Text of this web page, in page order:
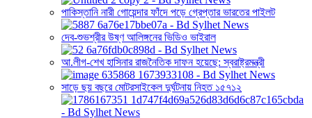
পাকিস্তানি নারী গোয়েন্দার ফাঁদে পড়ে গ্রেপ্তার ভারতের পাইলট
দেব-শুভশ্রীর উষ্ণ আলিঙ্গনের ভিডিও ভাইরাল
আ.লীগ-শেখ হাসিনার রাজনৈতিক দাফন হয়েছে: স্বরাষ্ট্রমন্ত্রী
সাড়ে ছয় বছরে মোটরসাইকেল দুর্ঘটনায় নিহত ১৫৭১২